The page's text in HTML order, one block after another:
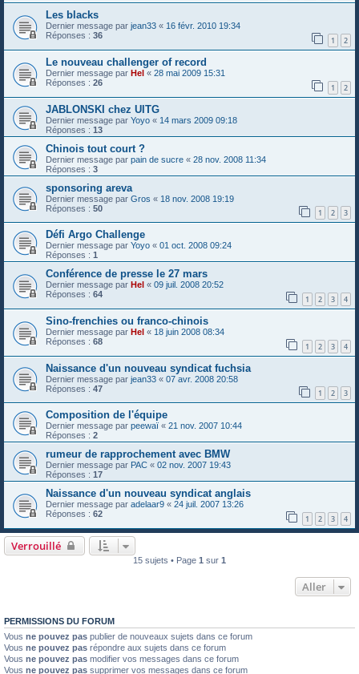
Les blacks
Dernier message par jean33 « 16 févr. 2010 19:34
Réponses : 36 1 2
Le nouveau challenger of record
Dernier message par Hel « 28 mai 2009 15:31
Réponses : 26 1 2
JABLONSKI chez UITG
Dernier message par Yoyo « 14 mars 2009 09:18
Réponses : 13
Chinois tout court ?
Dernier message par pain de sucre « 28 nov. 2008 11:34
Réponses : 3
sponsoring areva
Dernier message par Gros « 18 nov. 2008 19:19
Réponses : 50 1 2 3
Défi Argo Challenge
Dernier message par Yoyo « 01 oct. 2008 09:24
Réponses : 1
Conférence de presse le 27 mars
Dernier message par Hel « 09 juil. 2008 20:52
Réponses : 64 1 2 3 4
Sino-frenchies ou franco-chinois
Dernier message par Hel « 18 juin 2008 08:34
Réponses : 68 1 2 3 4
Naissance d'un nouveau syndicat fuchsia
Dernier message par jean33 « 07 avr. 2008 20:58
Réponses : 47 1 2 3
Composition de l'équipe
Dernier message par peewaï « 21 nov. 2007 10:44
Réponses : 2
rumeur de rapprochement avec BMW
Dernier message par PAC « 02 nov. 2007 19:43
Réponses : 17
Naissance d'un nouveau syndicat anglais
Dernier message par adelaar9 « 24 juil. 2007 13:26
Réponses : 62 1 2 3 4
Verrouillé
15 sujets • Page 1 sur 1
Aller
PERMISSIONS DU FORUM
Vous ne pouvez pas publier de nouveaux sujets dans ce forum
Vous ne pouvez pas répondre aux sujets dans ce forum
Vous ne pouvez pas modifier vos messages dans ce forum
Vous ne pouvez pas supprimer vos messages dans ce forum